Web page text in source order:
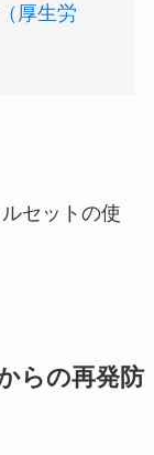
厚生労
セットの使
らの再発防